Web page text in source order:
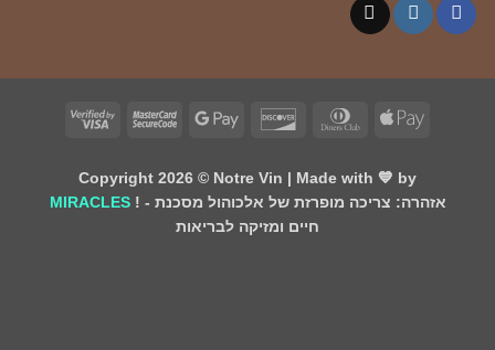
Apple
Dinners
Discover
Google
MasterCard
Visa
Copyright 2026 ©Notre Vin| Made with 💙 by
MIRACLES! - אזהרה: צריכה מופרזת של אלכוהול מסכנת
חיים ומזיקה לבריאות